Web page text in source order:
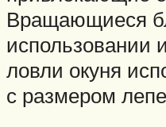
Вращающиеся
использовании
ловли окуня
с размером